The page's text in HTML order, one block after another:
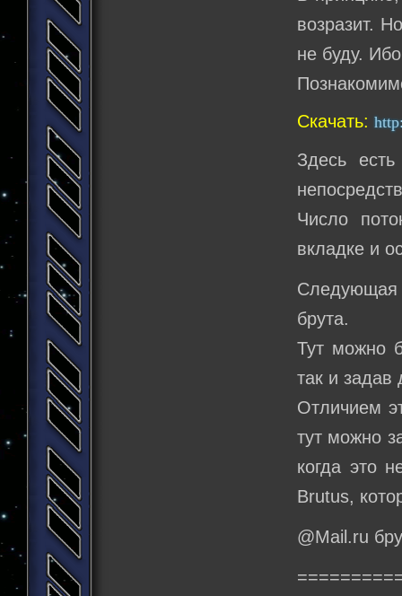
возразит.
не буду.
Скачать:
Здесь
Число
вкладке и
брута.
Тут можно
так и задав
Отличием
тут можно
когда это
Brutus,
@Mail.ru